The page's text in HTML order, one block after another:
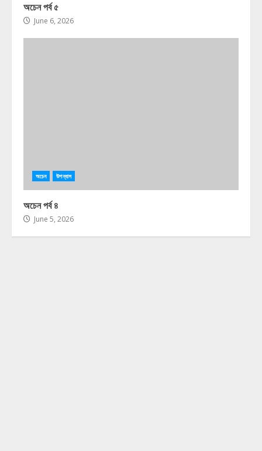
অচেন পর্ব ৫
June 6, 2026
অচেন উপন্যাস
অচেন পর্ব ৪
June 5, 2026